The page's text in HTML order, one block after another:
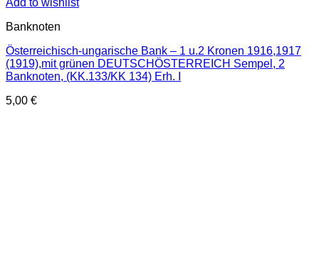
Add to wishlist
Banknoten
Österreichisch-ungarische Bank – 1 u.2 Kronen 1916,1917
(1919),mit grünen DEUTSCHÖSTERREICH Sempel, 2
Banknoten, (KK.133/KK 134) Erh. I
5,00 €